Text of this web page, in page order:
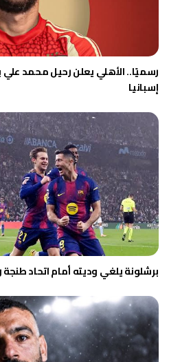
رسميًا.. الأهلي يعلن رحيل محمد
إسبانيا
برشلونة يلغي وديته أمام اتحاد